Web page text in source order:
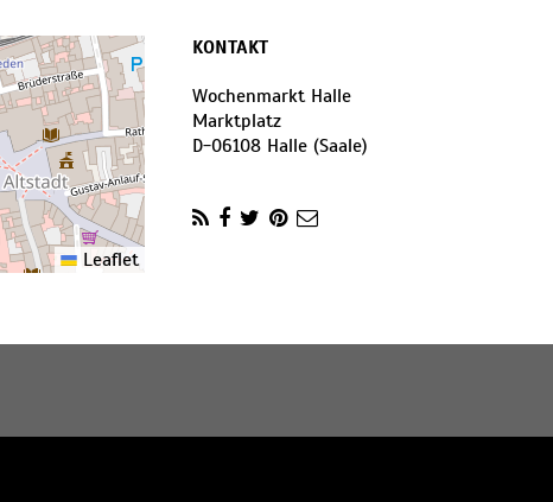
Leaflet
KONTAKT
Wochenmarkt Halle
Marktplatz
D-06108 Halle (Saale)